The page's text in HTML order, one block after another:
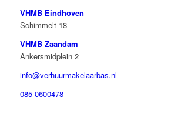
VHMB Eindhoven
Schimmelt 18
VHMB Zaandam
Ankersmidplein 2
info@verhuurmakelaarbas.nl
085-0600478